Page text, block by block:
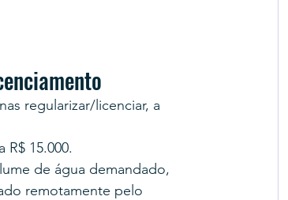
regularizar/licenciar, a
R$ 15.000.
de água demandado,
remotamente pelo